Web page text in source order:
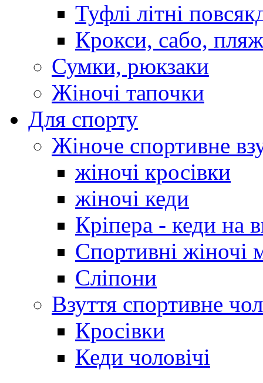
Туфлі літні
Крокси, сабо,
Сумки, рюкзаки
Жіночі тапочки
Для спорту
Жіноче спортивне
жіночі кросівки
жіночі кеди
Кріпера - кеди на
Спортивні жіночі
Сліпони
Взуття спортивне
Кросівки
Кеди чоловічі